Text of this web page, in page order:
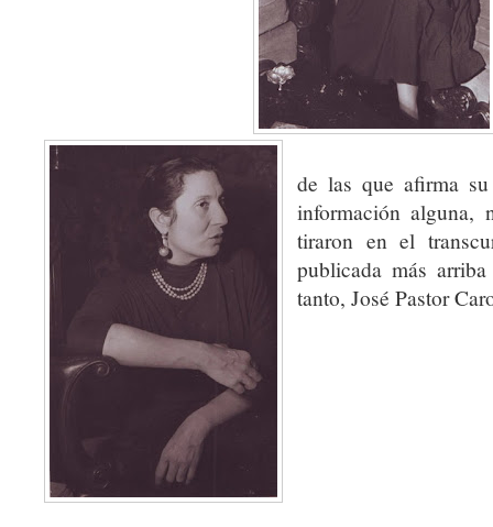
de las que afirma
información alguna,
tiraron en el
publicada más
tanto, José Pastor